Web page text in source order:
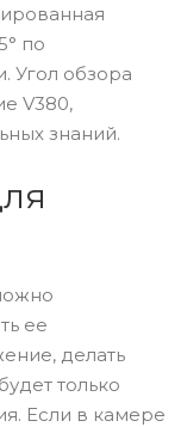
по
Угол обзора
V380,
знаний.
ее
делать
только
Если в камере